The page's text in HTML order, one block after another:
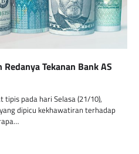
Tekanan Bank AS
pada hari Selasa (21/10),
dipicu kekhawatiran terhadap